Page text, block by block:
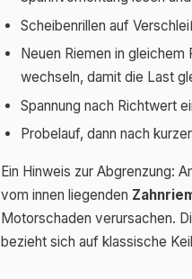
Scheibenrillen auf
Neuen Riemen in
wechseln, damit die Last
Spannung nach Richtwert
Probelauf, dann nach
Ein Hinweis zur Abgrenzung:
vom innen liegenden
Motorschaden verursachen.
bezieht sich auf klassische